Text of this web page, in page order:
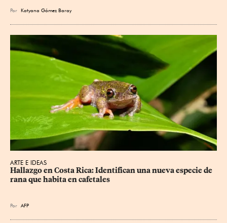
Por Katyana Gómez Baray
ARTE E IDEAS
Hallazgo en Costa Rica: Identifican una nueva especie de
rana que habita en cafetales
Por AFP